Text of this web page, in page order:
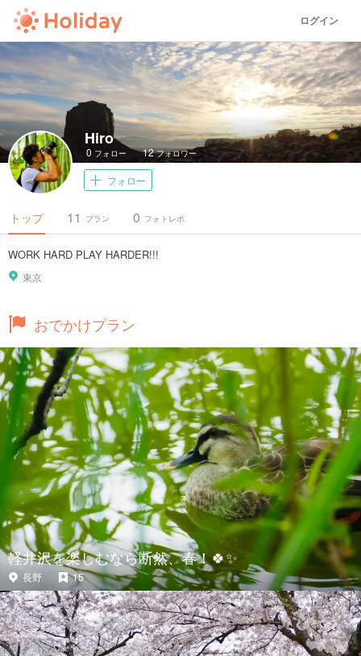
ログイン
Hiro
0 フォロー 12フォロワー
フォロー
トップ プラン
11 フォトレポ
0
WORK HARD PLAY HARDER!!!
東京
おでかけプラン
軽井沢を楽しむなら断然、春！🍀✨
長野 15